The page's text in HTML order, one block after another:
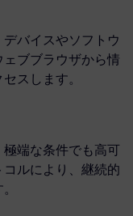
バイスやソフトウ
ブブラウザから情
スします。
端な条件でも高可
ルにより、継続的